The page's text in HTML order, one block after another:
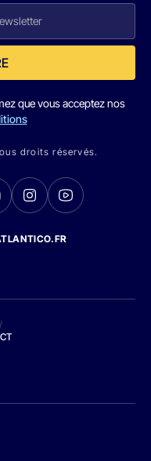
que vous acceptez nos
droits réservés.
/